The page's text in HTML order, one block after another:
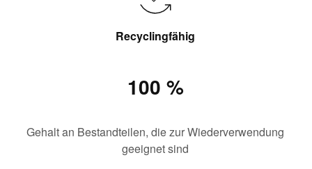
Recyclingfähig
100 %
Gehalt an Bestandteilen, die zur Wiederverwendung
geeignet sind